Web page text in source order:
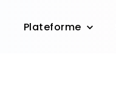
Plateforme